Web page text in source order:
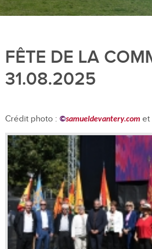
FÊTE DE LA
31.08.2025
Crédit photo : ©samueldevantery.com et